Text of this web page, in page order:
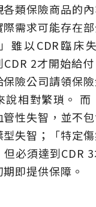
類保險商品的
需求可能存在
雖以CDR臨床
2才開始給
險公司請領保
說相對繁瑣。 而
性失智，並不
型失智；「特定
必須達到CDR
即提供保障。